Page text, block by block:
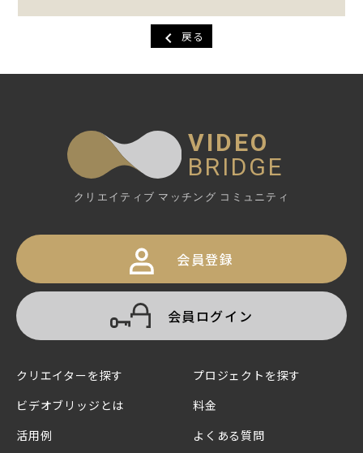
chevron_left 戻る
VIDEO
BRIDGE
クリエイティブ マッチング コミュニティ
会員登録
会員ログイン
クリエイターを探す
プロジェクトを探す
ビデオブリッジとは
料金
活用例
よくある質問